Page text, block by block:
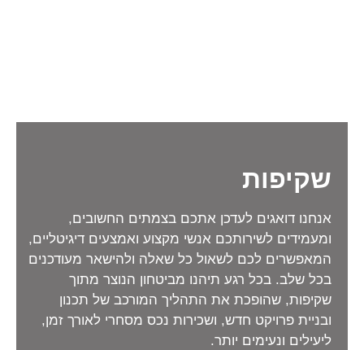
שקיפות
אנחנו דואגים לעדכן אתכם בצמתים החשובים,
ומעמידים לשירותכם אנשי מקצוע ואמצעים דיגיטליים,
המאפשרים לכם לשאול כל שאלה ולהישאר מעודכנים
בכל שלב. בכל רגע תיהנו מביטחון הנוצר מתוך
שקיפות, שהופכת את התהליך המורכב של תכנון
ובניית פרויקט חדש, ושכירות נכס מסחרי לאורך זמן,
ליעילים ונעימים יותר.